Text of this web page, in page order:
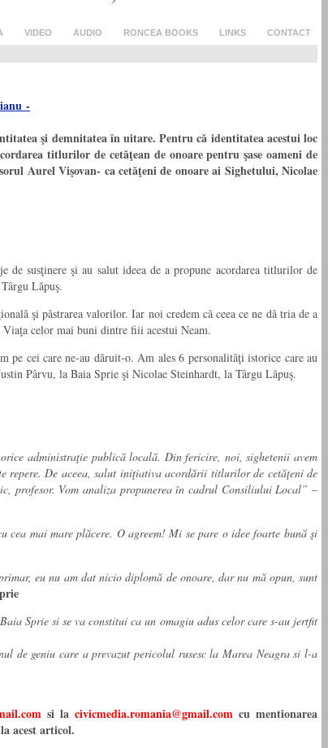
VIDEO AUDIO RONCEA BOOKS LINKS CONTACT
şi demnitatea în uitare. Pentru că identitatea acestui loc
titlurilor de cetăţean de onoare pentru şase oameni de
Aurel Vişovan- ca cetăţeni de onoare ai Sighetului, Nicolae
de susţinere şi au salut ideea de a propune acordarea titlurilor de
Lăpuş.
şi păstrarea valorilor. Iar noi credem că ceea ce ne dă tria de a
Viaţa celor mai buni dintre fiii acestui Neam.
pe cei care ne-au dăruit-o. Am ales 6 personalităţi istorice care au
Pârvu, la Baia Sprie şi Nicolae Steinhardt, la Târgu Lăpuş.
administraţie publică locală. Din fericire, noi, sighetenii avem
repere. De aceea, salut iniţiativa acordării titlurilor de cetăţeni de
profesor. Vom analiza propunerea în cadrul Consiliului Local” –
cea mai mare plăcere. O agreem! Mi se pare o idee foarte bună şi
eu nu am dat nicio diplomă de onoare, dar nu mă opun, sunt
Sprie si se va constitui ca un omagiu adus celor care s-au jertfit
de geniu care a prevazut pericolul rusesc la Marea Neagra si l-a
si la civicmedia.romania@gmail.comcu mentionarea
acest articol.